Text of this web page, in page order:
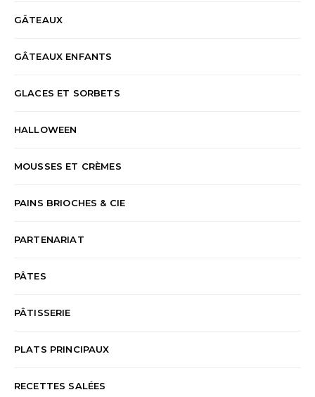
GÂTEAUX
GÂTEAUX ENFANTS
GLACES ET SORBETS
HALLOWEEN
MOUSSES ET CRÈMES
PAINS BRIOCHES & CIE
PARTENARIAT
PÂTES
PÂTISSERIE
PLATS PRINCIPAUX
RECETTES SALÉES